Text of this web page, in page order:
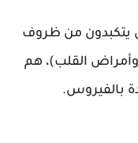
يتكبدون من ظروف
القلب)، هم
بالفيروس.